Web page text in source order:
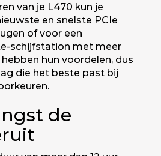
van je L470 kun je
en snelste PCIe
of voor een
schijfstation met meer
hun voordelen, dus
die het beste past bij
de